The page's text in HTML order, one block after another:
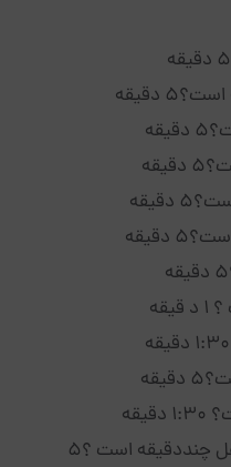
دقیقه
فاصله تا دسترسی های حمل ونقل چنددقیقه است ؟5